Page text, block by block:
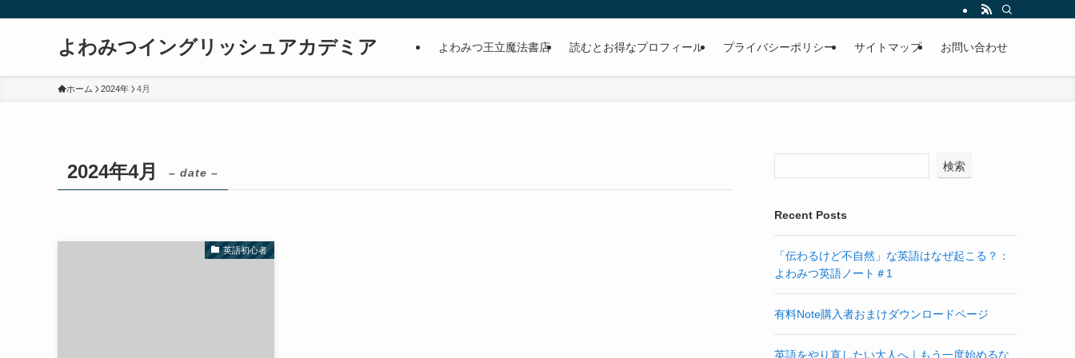
よわみつイングリッシュアカデミア よわみつ王立魔法書店 読むとお得なプロフィール プライバシーポリシー サイトマップ お問い合わせ
ホーム 2024年 4月
2024年4月 – date –
英語初心者
検索
Recent Posts
「伝わるけど不自然」な英語はなぜ起こる？：
よわみつ英語ノート＃1
有料Note購入者おまけダウンロードページ
英語をやり直したい大人へ｜もう一度始めるな